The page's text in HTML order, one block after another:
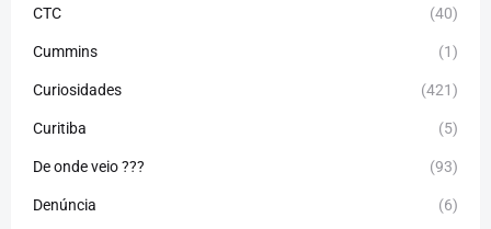
CTC (40)
Cummins (1)
Curiosidades (421)
Curitiba (5)
De onde veio ??? (93)
Denúncia (6)